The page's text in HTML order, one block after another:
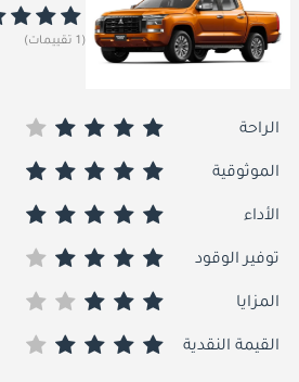
(1 تقييمات)
الراحة
الموثوقية
الأداء
توفير الوقود
المزايا
القيمة النقدية